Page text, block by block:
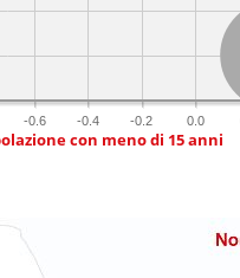
-0.6 -0.4 -0.2 0.0
con meno di 15 anni